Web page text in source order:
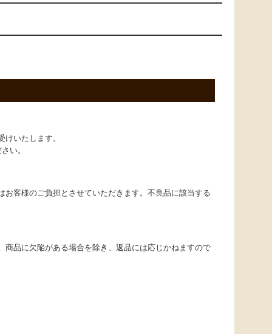
いたします。
い。
お客様のご負担とさせていただきます。不良品に該当する
商品に欠陥がある場合を除き、返品には応じかねますので